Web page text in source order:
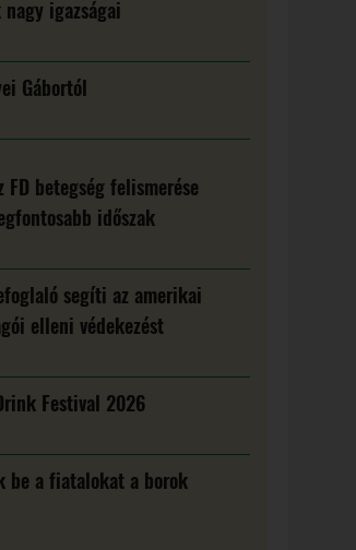
nagy igazságai
Gábortól
FD betegség felismerése
időszak
segíti az amerikai
elleni védekezést
Festival 2026
be a fiatalokat a borok